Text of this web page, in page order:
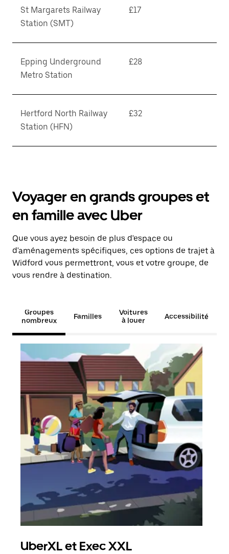
St Margarets Railway
Station (SMT)
£17
Epping Underground
Metro Station
£28
Hertford North Railway
Station (HFN)
£32
Voyager en grands groupes et
en famille avec Uber
Que vous ayez besoin de plus d'espace ou
d'aménagements spécifiques, ces options de trajet à
Widford vous permettront, vous et votre groupe, de
vous rendre à destination.
Groupes
nombreux
Familles
Voitures
à louer
Accessibilité
UberXL et Exec XXL